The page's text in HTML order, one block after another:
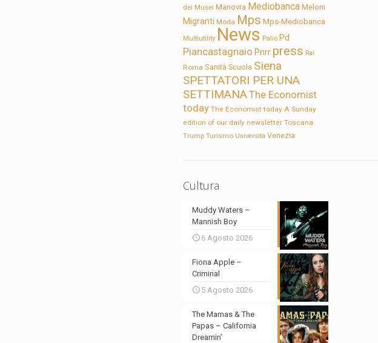
dei Musei Manovra Mediobanca Meloni
Migranti Moda Mps Mps-Mediobanca
Multiutility News Palio Pd
Piancastagnaio Pnrr press Rai
Roma Sanità Scuola Siena
SPETTATORI PER UNA
SETTIMANAThe Economist
today The Economist today A Sunday
edition of our daily newsletter Toscana
Trump Turismo Università Venezia
Cultura
Muddy Waters –
Mannish Boy
6 Agosto 2026
Fiona Apple –
Criminal
5 Agosto 2026
The Mamas & The
Papas – California
Dreamin’